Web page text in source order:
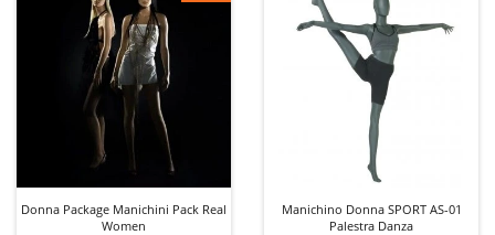
Donna Package Manichini Pack Real
Women
Manichino Donna SPORT AS-01
Palestra Danza